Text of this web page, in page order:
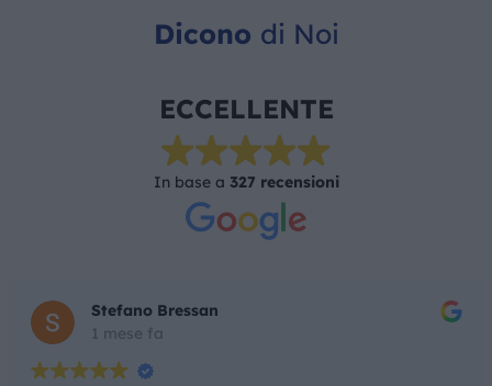
Dicono di Noi
ECCELLENTE
In base a 327 recensioni
Stefano Bressan
1 mese fa